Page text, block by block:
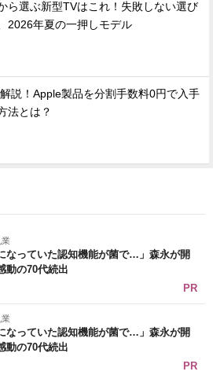
ら選ぶ新型TVはこれ！失敗しない選び
2026年夏の一押しモデル
説！Apple製品を分割手数料0円で入手
法とは？
業
なっていた認知機能が菌で…」森永が開
動の70代続出
PR
業
なっていた認知機能が菌で…」森永が開
動の70代続出
PR